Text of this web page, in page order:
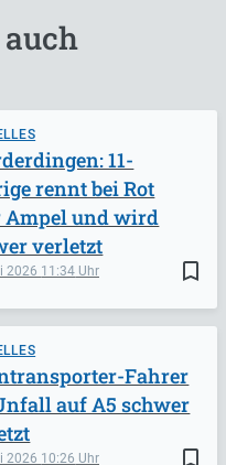
bookmark_border
2026 11:34
11-
rennt bei Rot
Ampel und wird
verletzt
bookmark_border
2026 10:26
Fahrer
auf A5 schwer